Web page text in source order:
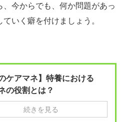
今からでも、何か問題があっ
いく癖を付けましょう。
ケアマネ】特養における
の役割とは？
続きを見る